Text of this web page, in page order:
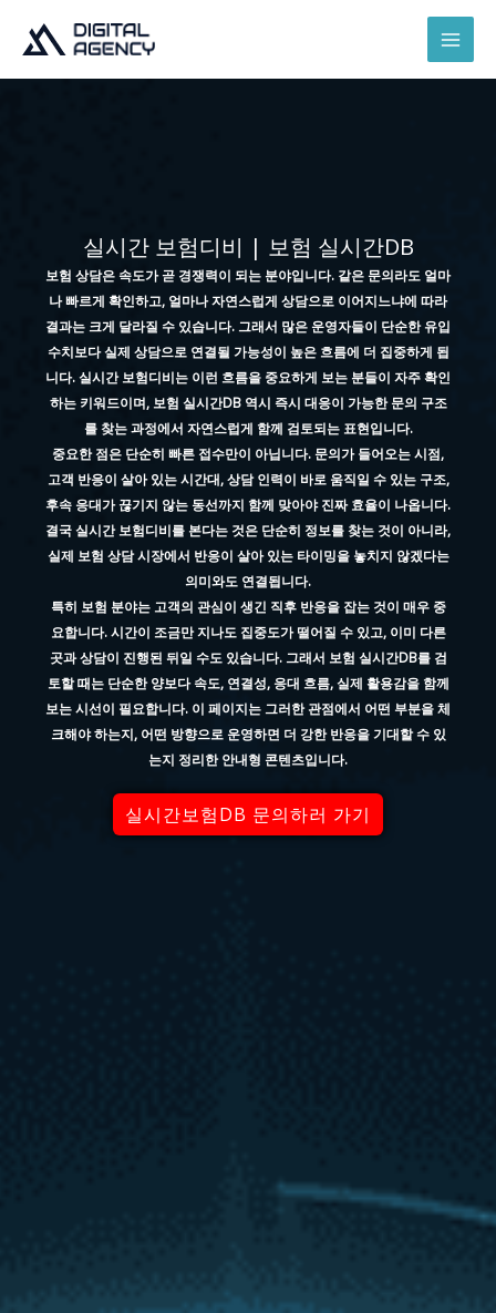
실시간 보험디비 | 보험 실시간DB
보험 상담은 속도가 곧 경쟁력이 되는 분야입니다. 같은 문의라도 얼마
나 빠르게 확인하고, 얼마나 자연스럽게 상담으로 이어지느냐에 따라
결과는 크게 달라질 수 있습니다. 그래서 많은 운영자들이 단순한 유입
수치보다 실제 상담으로 연결될 가능성이 높은 흐름에 더 집중하게 됩
니다. 실시간 보험디비는 이런 흐름을 중요하게 보는 분들이 자주 확인
하는 키워드이며, 보험 실시간DB 역시 즉시 대응이 가능한 문의 구조
를 찾는 과정에서 자연스럽게 함께 검토되는 표현입니다.
중요한 점은 단순히 빠른 접수만이 아닙니다. 문의가 들어오는 시점,
고객 반응이 살아 있는 시간대, 상담 인력이 바로 움직일 수 있는 구조,
후속 응대가 끊기지 않는 동선까지 함께 맞아야 진짜 효율이 나옵니다.
결국 실시간 보험디비를 본다는 것은 단순히 정보를 찾는 것이 아니라,
실제 보험 상담 시장에서 반응이 살아 있는 타이밍을 놓치지 않겠다는
의미와도 연결됩니다.
특히 보험 분야는 고객의 관심이 생긴 직후 반응을 잡는 것이 매우 중
요합니다. 시간이 조금만 지나도 집중도가 떨어질 수 있고, 이미 다른
곳과 상담이 진행된 뒤일 수도 있습니다. 그래서 보험 실시간DB를 검
토할 때는 단순한 양보다 속도, 연결성, 응대 흐름, 실제 활용감을 함께
보는 시선이 필요합니다. 이 페이지는 그러한 관점에서 어떤 부분을 체
크해야 하는지, 어떤 방향으로 운영하면 더 강한 반응을 기대할 수 있
는지 정리한 안내형 콘텐츠입니다.
실시간보험DB 문의하러 가기